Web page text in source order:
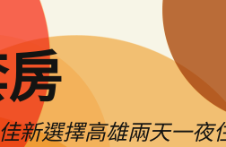
新選擇高雄兩天一夜